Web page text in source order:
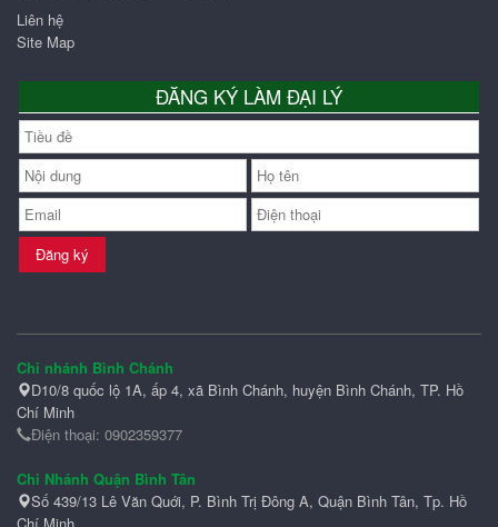
Liên hệ
Site Map
ĐĂNG KÝ LÀM ĐẠI LÝ
Đăng ký
Chi nhánh Bình Chánh
D10/8 quốc lộ 1A, ấp 4, xã Bình Chánh, huyện Bình Chánh, TP. Hồ
Chí Minh
Điện thoại: 0902359377
Chi Nhánh Quận Bình Tân
Số 439/13 Lê Văn Quới, P. Bình Trị Đông A, Quận Bình Tân, Tp. Hồ